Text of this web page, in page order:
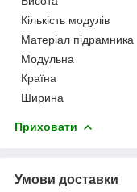
Кількість модулів
Матеріал підрамника
Модульна
Країна
Ширина
Приховати
Умови доставки